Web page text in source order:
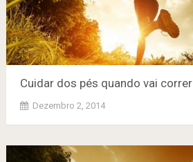
Cuidar dos pés quando vai correr
Dezembro 2, 2014